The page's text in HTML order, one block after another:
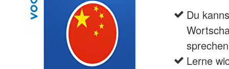
Du
Lerne